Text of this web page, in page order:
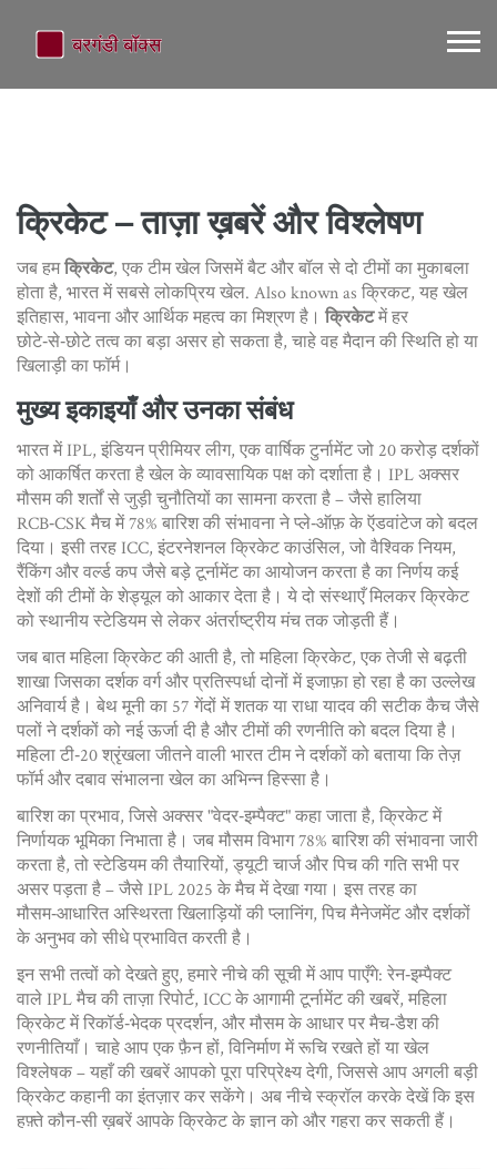
क्रिकेट – ताज़ा ख़बरें और विश्लेषण
जब हमक्रिकेट, एक टीम खेल जिसमें बैट और बॉल से दो टीमों का मुकाबला
होता है, भारत में सबसे लोकप्रिय खेल. Also known as क्रिकट, यह खेल
इतिहास, भावना और आर्थिक महत्व का मिश्रण है। क्रिकेटमें हर
छोटे‑से‑छोटे तत्व का बड़ा असर हो सकता है, चाहे वह मैदान की स्थिति हो या
खिलाड़ी का फॉर्म।
मुख्य इकाइयाँ और उनका संबंध
भारत मेंIPL, इंडियन प्रीमियर लीग, एक वार्षिक टुर्नामेंट जो 20 करोड़ दर्शकों
को आकर्षित करता हैखेल के व्यावसायिक पक्ष को दर्शाता है। IPL अक्सर
मौसम की शर्तों से जुड़ी चुनौतियों का सामना करता है – जैसे हालिया
RCB‑CSK मैच में 78% बारिश की संभावना ने प्ले‑ऑफ़ के ऍडवांटेज को बदल
दिया। इसी तरह ICC, इंटरनेशनल क्रिकेट काउंसिल, जो वैश्विक नियम,
रैंकिंग और वर्ल्ड कप जैसे बड़े टूर्नामेंट का आयोजन करता हैका निर्णय कई
देशों की टीमों के शेड्यूल को आकार देता है। ये दो संस्थाएँ मिलकर क्रिकेट
को स्थानीय स्टेडियम से लेकर अंतर्राष्ट्रीय मंच तक जोड़ती हैं।
जब बात महिला क्रिकेट की आती है, तोमहिला क्रिकेट, एक तेजी से बढ़ती
शाखा जिसका दर्शक वर्ग और प्रतिस्पर्धा दोनों में इजाफ़ा हो रहा हैका उल्लेख
अनिवार्य है। बेथ मूनी का 57 गेंदों में शतक या राधा यादव की सटीक कैच जैसे
पलों ने दर्शकों को नई ऊर्जा दी है और टीमों की रणनीति को बदल दिया है।
महिला टी‑20 श्रृंखला जीतने वाली भारत टीम ने दर्शकों को बताया कि तेज़
फॉर्म और दबाव संभालना खेल का अभिन्न हिस्सा है।
बारिश का प्रभाव, जिसे अक्सर "वेदर‑इम्पैक्ट" कहा जाता है, क्रिकेट में
निर्णायक भूमिका निभाता है। जब मौसम विभाग 78% बारिश की संभावना जारी
करता है, तो स्टेडियम की तैयारियों, ड्यूटी चार्ज और पिच की गति सभी पर
असर पड़ता है – जैसे IPL 2025 के मैच में देखा गया। इस तरह का
मौसम‑आधारित अस्थिरता खिलाड़ियों की प्लानिंग, पिच मैनेजमेंट और दर्शकों
के अनुभव को सीधे प्रभावित करती है।
इन सभी तत्वों को देखते हुए, हमारे नीचे की सूची में आप पाएँगे: रेन‑इम्पैक्ट
वाले IPL मैच की ताज़ा रिपोर्ट, ICC के आगामी टूर्नामेंट की खबरें, महिला
क्रिकेट में रिकॉर्ड‑भेदक प्रदर्शन, और मौसम के आधार पर मैच‑डैश की
रणनीतियाँ। चाहे आप एक फ़ैन हों, विनिर्माण में रूचि रखते हों या खेल
विश्लेषक – यहाँ की खबरें आपको पूरा परिप्रेक्ष्य देगी, जिससे आप अगली बड़ी
क्रिकेट कहानी का इंतज़ार कर सकेंगे। अब नीचे स्क्रॉल करके देखें कि इस
हफ़्ते कौन‑सी ख़बरें आपके क्रिकेट के ज्ञान को और गहरा कर सकती हैं।